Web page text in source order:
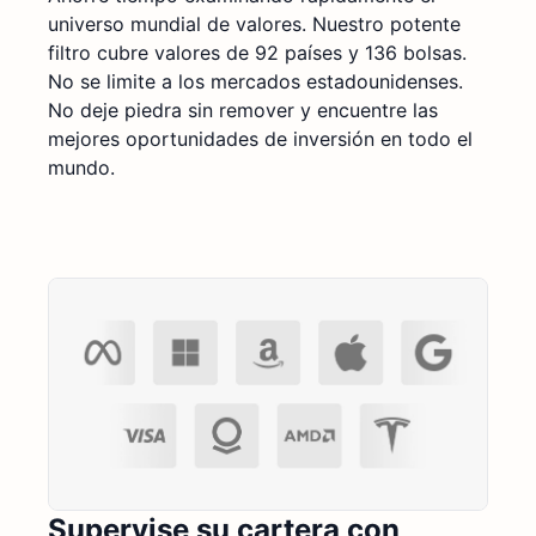
universo mundial de valores. Nuestro potente
filtro cubre valores de 92 países y 136 bolsas.
No se limite a los mercados estadounidenses.
No deje piedra sin remover y encuentre las
mejores oportunidades de inversión en todo el
mundo.